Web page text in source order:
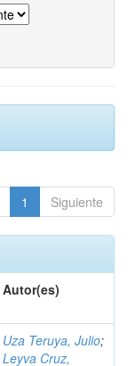
1 Siguiente
Autor(es)
Uza Teruya, Julio;
Leyva Cruz,